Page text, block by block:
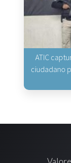
ATIC
ciudadano